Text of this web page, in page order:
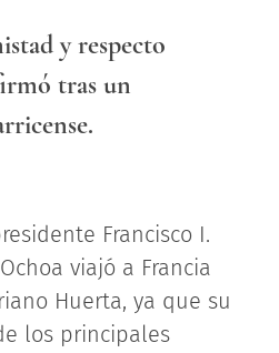
y respecto
tras un
Francisco I.
viajó a Francia
Huerta, ya que su
los principales